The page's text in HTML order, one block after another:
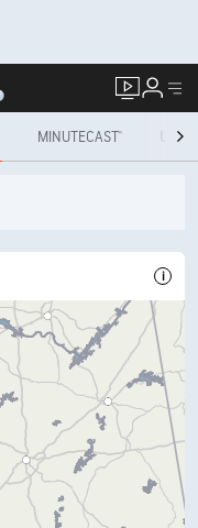
MINUTECAST® شهريًا